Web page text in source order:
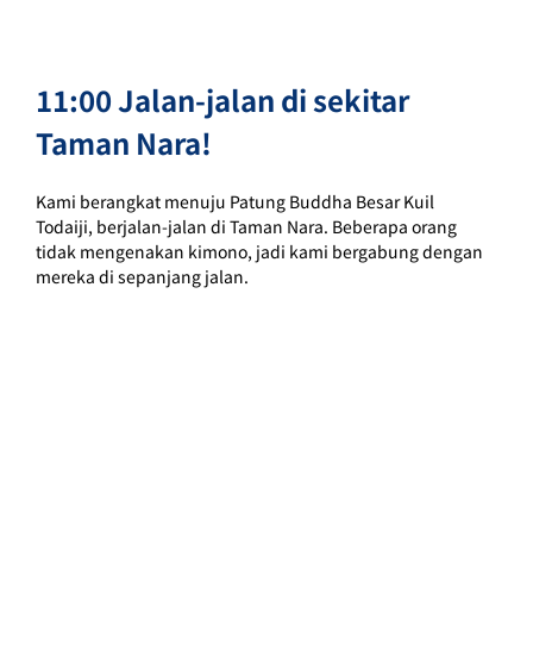
11:00 Jalan-jalan di sekitar
Taman Nara!
Kami berangkat menuju Patung Buddha Besar Kuil
Todaiji, berjalan-jalan di Taman Nara. Beberapa orang
tidak mengenakan kimono, jadi kami bergabung dengan
mereka di sepanjang jalan.